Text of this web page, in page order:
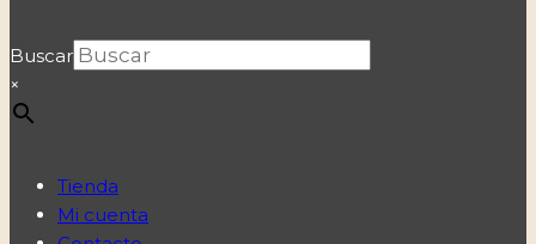
Buscar
×
Tienda
Mi cuenta